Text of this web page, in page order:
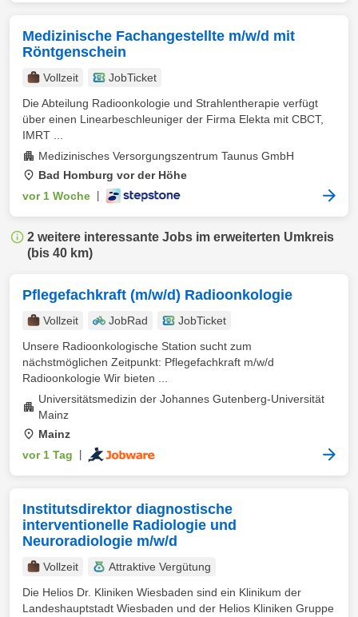
Medizinische Fachangestellte m/w/d mit
Röntgenschein
Vollzeit
JobTicket
Die Abteilung Radioonkologie und Strahlentherapie verfügt
über einen Linearbeschleuniger der Firma Elekta mit CBCT,
IMRT ...
Medizinisches Versorgungszentrum Taunus GmbH
Bad Homburg vor der Höhe
vor 1 Woche
2 weitere interessante Jobs im erweiterten Umkreis
(bis 40 km)
Pflegefachkraft (m/w/d) Radioonkologie
Vollzeit JobRad
JobTicket
Unsere Radioonkologische Station sucht zum
nächstmöglichen Zeitpunkt: Pflegefachkraft m/w/d
Radioonkologie Wir bieten ...
Universitätsmedizin der Johannes Gutenberg-Universität
Mainz
Mainz
vor 1 Tag
Institutsdirektor diagnostische
interventionelle Radiologie und
Neuroradiologie m/w/d
Vollzeit
Attraktive Vergütung
Die Helios Dr. Kliniken Wiesbaden sind ein Klinikum der
Landeshauptstadt Wiesbaden und der Helios Kliniken Gruppe